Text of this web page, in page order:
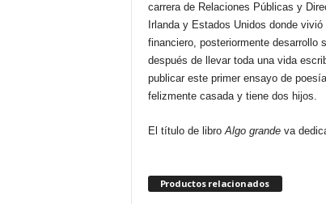
carrera de Relaciones Públicas y
Irlanda y Estados Unidos donde
financiero, posteriormente desarrollo
después de llevar toda una vida
publicar este primer ensayo de
felizmente casada y tiene dos hijos.
El título de libroAlgo grandeva
Productos relacionados